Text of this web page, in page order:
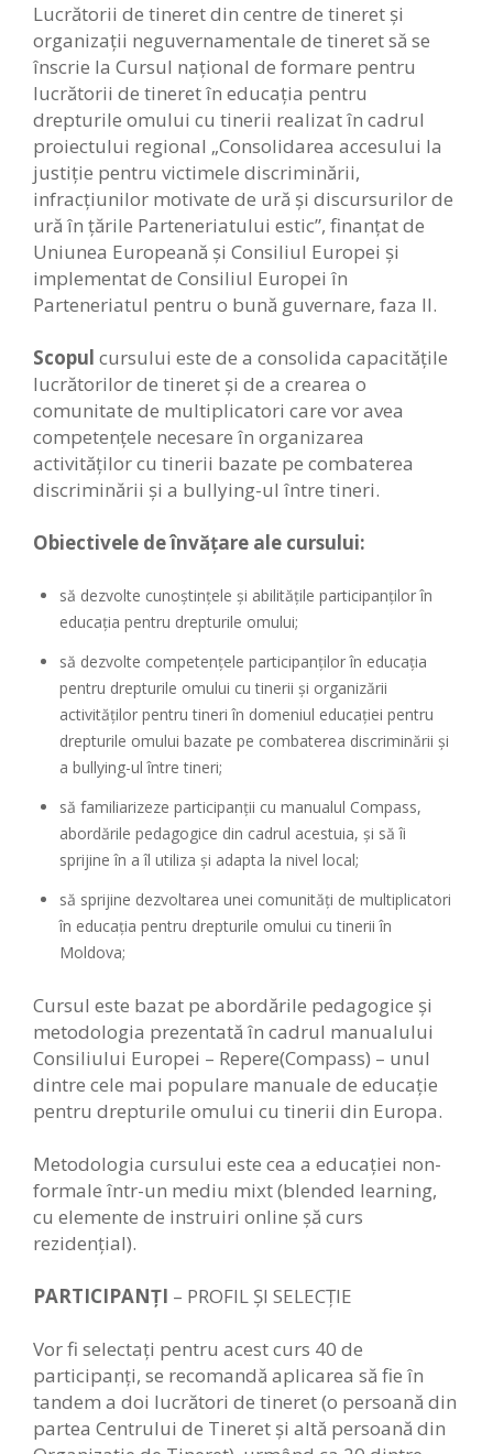
Lucrătorii de tineret din centre de tineret şi
organizaţii neguvernamentale de tineret să se
înscrie la Cursul naţional de formare pentru
lucrătorii de tineret în educaţia pentru
drepturile omului cu tinerii realizat în cadrul
proiectului regional „Consolidarea accesului la
justiție pentru victimele discriminării,
infracțiunilor motivate de ură și discursurilor de
ură în țările Parteneriatului estic”, finanțat de
Uniunea Europeană și Consiliul Europei și
implementat de Consiliul Europei în
Parteneriatul pentru o bună guvernare, faza II.
Scopul cursului este de a consolida capacitățile
lucrătorilor de tineret și de a crearea o
comunitate de multiplicatori care vor avea
competențele necesare în organizarea
activităților cu tinerii bazate pe combaterea
discriminării și a bullying-ul între tineri.
Obiectivele de învăţare ale cursului:
să dezvolte cunoştinţele şi abilităţile participanţilor în
educația pentru drepturile omului;
să dezvolte competenţele participanților în educaţia
pentru drepturile omului cu tinerii și organizării
activităților pentru tineri în domeniul educaţiei pentru
drepturile omului bazate pe combaterea discriminării și
a bullying-ul între tineri;
să familiarizeze participanţii cu manualul Compass,
abordările pedagogice din cadrul acestuia, şi să îi
sprijine în a îl utiliza şi adapta la nivel local;
să sprijine dezvoltarea unei comunităţi de multiplicatori
în educaţia pentru drepturile omului cu tinerii în
Moldova;
Cursul este bazat pe abordările pedagogice şi
metodologia prezentată în cadrul manualului
Consiliului Europei – Repere(Compass) – unul
dintre cele mai populare manuale de educaţie
pentru drepturile omului cu tinerii din Europa.
Metodologia cursului este cea a educaţiei non-
formale într-un mediu mixt (blended learning,
cu elemente de instruiri online şă curs
rezidenţial).
PARTICIPANȚI – PROFIL ȘI SELECȚIE
Vor fi selectaţi pentru acest curs 40 de
participanţi, se recomandă aplicarea să fie în
tandem a doi lucrători de tineret (o persoană din
partea Centrului de Tineret și altă persoană din